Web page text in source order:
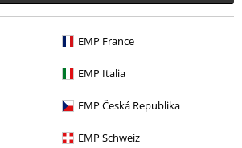
EMP France
EMP Italia
EMP Česká Republika
EMP Schweiz